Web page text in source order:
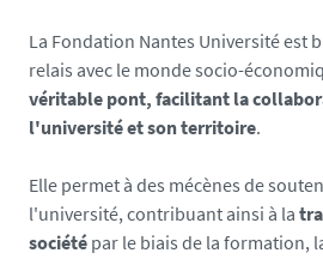
La Fondation Nantes Université est
relais avec le monde socio-
véritable pont, facilitant la
l'université et son territoire.
Elle permet à des mécènes de
l'université, contribuant ainsi à la
société par le biais de la formation,